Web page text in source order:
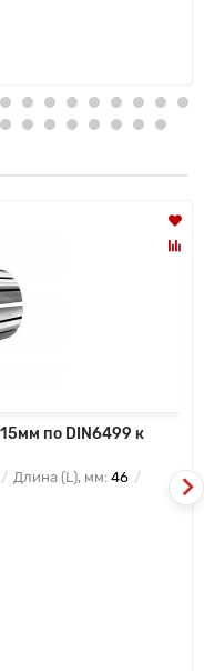
по DIN6499 к
Длина (L), мм: 46